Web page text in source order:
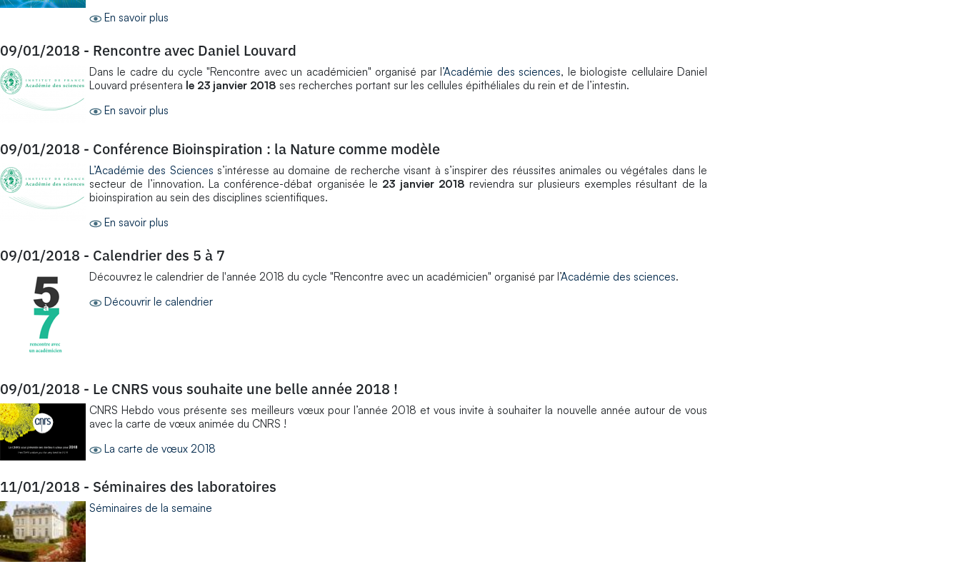
En savoir plus
09/01/2018 - Rencontre avec Daniel Louvard
Dans le cadre du cycle "Rencontre avec un académicien" organisé par l’Académie des sciences, le biologiste cellulaire Daniel
Louvard présentera le 23 janvier 2018 ses recherches portant sur les cellules épithéliales du rein et de l’intestin.
En savoir plus
09/01/2018 - Conférence Bioinspiration : la Nature comme modèle
L’Académie des Sciences s’intéresse au domaine de recherche visant à s’inspirer des réussites animales ou végétales dans le
secteur de l’innovation. La conférence-débat organisée le 23 janvier 2018 reviendra sur plusieurs exemples résultant de la
bioinspiration au sein des disciplines scientifiques.
En savoir plus
09/01/2018 - Calendrier des 5 à 7
Découvrez le calendrier de l'année 2018 du cycle "Rencontre avec un académicien" organisé par l’Académie des sciences.
Découvrir le calendrier
09/01/2018 - Le CNRS vous souhaite une belle année 2018 !
CNRS Hebdo vous présente ses meilleurs vœux pour l’année 2018 et vous invite à souhaiter la nouvelle année autour de vous
avec la carte de vœux animée du CNRS !
La carte de vœux 2018
11/01/2018 - Séminaires des laboratoires
Séminaires de la semaine